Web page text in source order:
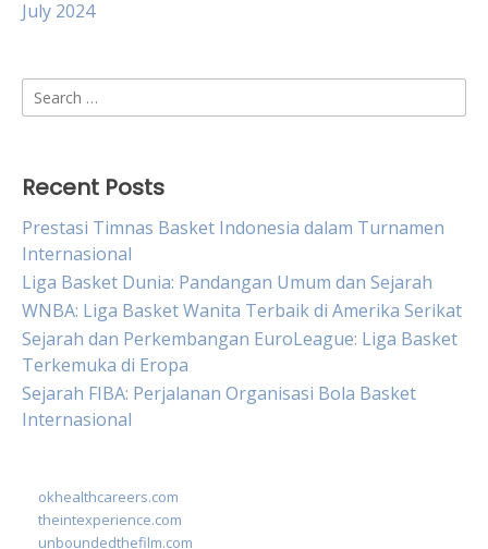
July 2024
Search
for:
Recent Posts
Prestasi Timnas Basket Indonesia dalam Turnamen
Internasional
Liga Basket Dunia: Pandangan Umum dan Sejarah
WNBA: Liga Basket Wanita Terbaik di Amerika Serikat
Sejarah dan Perkembangan EuroLeague: Liga Basket
Terkemuka di Eropa
Sejarah FIBA: Perjalanan Organisasi Bola Basket
Internasional
okhealthcareers.com
theintexperience.com
unboundedthefilm.com